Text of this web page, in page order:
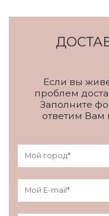
Если вы
проблем
Заполните
ответим Вам